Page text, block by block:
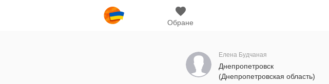
Обране
Елена Будчаная
Днепропетровск
(Днепропетровская область)